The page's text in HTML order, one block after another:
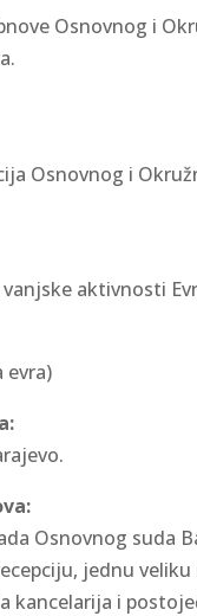
Osnovnog i
Osnovnog i
aktivnosti
evra)
Osnovnog suda
jednu
kancelarija i